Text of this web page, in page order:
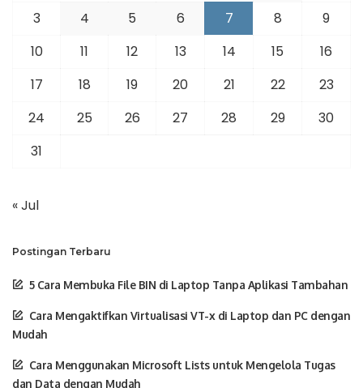
3
4 5 6 7 8
9
10
11 12 13 14 15
16
17
18 19 20 21 22
23
24
25 26 27 28 29
30
31
« Jul
Postingan Terbaru
5 Cara Membuka File BIN di Laptop Tanpa Aplikasi Tambahan
Cara Mengaktifkan Virtualisasi VT-x di Laptop dan PC dengan
Mudah
Cara Menggunakan Microsoft Lists untuk Mengelola Tugas
dan Data dengan Mudah